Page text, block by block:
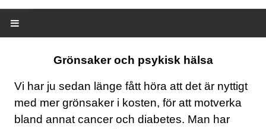
OM MIG
ERBJUDANDEN
Grönsaker och psykisk hälsa
Vi har ju sedan länge fått höra att det är nyttigt
med mer grönsaker i kosten, för att motverka
bland annat cancer och diabetes. Man har